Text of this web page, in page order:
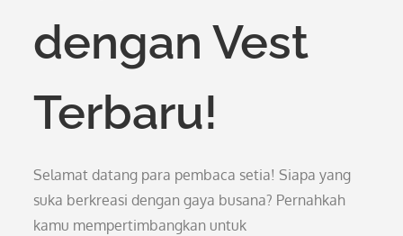
dengan Vest
Terbaru!
Selamat datang para pembaca setia! Siapa yang
suka berkreasi dengan gaya busana? Pernahkah
kamu mempertimbangkan untuk